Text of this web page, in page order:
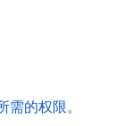
的权限。